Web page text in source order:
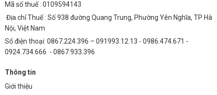
Mã số thuế : 0109594143
Địa chỉ Thuế : Số 938 đường Quang Trung, Phường Yên Nghĩa, TP Hà
Nội, Việt Nam
Số điện thoại: 0867.224.396 – 091993.12.13 - 0986.474.671 -
0924.734.666 - 0867.933.396
Thông tin
Giới thiệu